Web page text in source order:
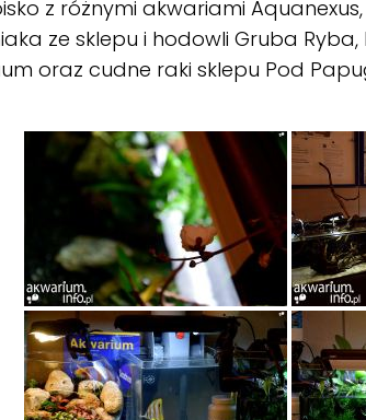
z różnymi akwariami
ze sklepu i hodowli Gruba
oraz cudne raki sklepu Pod